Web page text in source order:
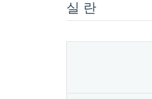
실 란